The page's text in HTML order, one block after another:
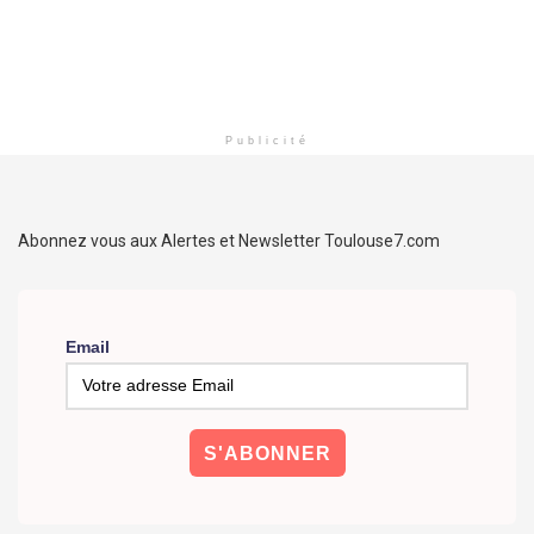
Publicité
Abonnez vous aux Alertes et Newsletter Toulouse7.com
Email